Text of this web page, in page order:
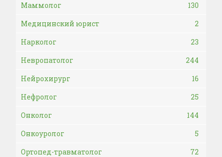
Маммолог
130
Медицинский юрист
2
Нарколог
23
Невропатолог
244
Нейрохирург
16
Нефролог
25
Онколог
144
Онкоуролог
5
Ортопед-травматолог
72